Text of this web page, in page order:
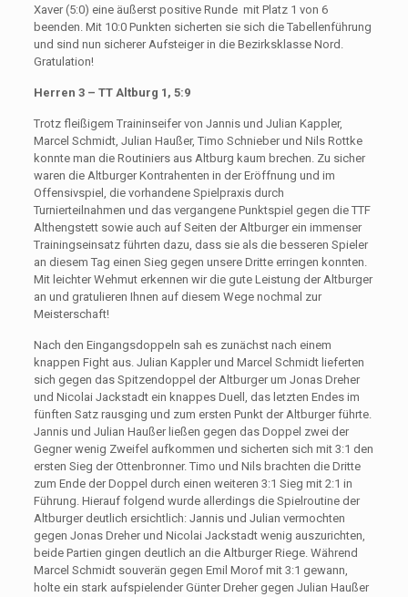
Xaver (5:0) eine äußerst positive Runde mit Platz 1 von 6
beenden. Mit 10:0 Punkten sicherten sie sich die Tabellenführung
und sind nun sicherer Aufsteiger in die Bezirksklasse Nord.
Gratulation!
Herren 3 – TT Altburg 1, 5:9
Trotz fleißigem Traininseifer von Jannis und Julian Kappler,
Marcel Schmidt, Julian Haußer, Timo Schnieber und Nils Rottke
konnte man die Routiniers aus Altburg kaum brechen. Zu sicher
waren die Altburger Kontrahenten in der Eröffnung und im
Offensivspiel, die vorhandene Spielpraxis durch
Turnierteilnahmen und das vergangene Punktspiel gegen die TTF
Althengstett sowie auch auf Seiten der Altburger ein immenser
Trainingseinsatz führten dazu, dass sie als die besseren Spieler
an diesem Tag einen Sieg gegen unsere Dritte erringen konnten.
Mit leichter Wehmut erkennen wir die gute Leistung der Altburger
an und gratulieren Ihnen auf diesem Wege nochmal zur
Meisterschaft!
Nach den Eingangsdoppeln sah es zunächst nach einem
knappen Fight aus. Julian Kappler und Marcel Schmidt lieferten
sich gegen das Spitzendoppel der Altburger um Jonas Dreher
und Nicolai Jackstadt ein knappes Duell, das letzten Endes im
fünften Satz rausging und zum ersten Punkt der Altburger führte.
Jannis und Julian Haußer ließen gegen das Doppel zwei der
Gegner wenig Zweifel aufkommen und sicherten sich mit 3:1 den
ersten Sieg der Ottenbronner. Timo und Nils brachten die Dritte
zum Ende der Doppel durch einen weiteren 3:1 Sieg mit 2:1 in
Führung. Hierauf folgend wurde allerdings die Spielroutine der
Altburger deutlich ersichtlich: Jannis und Julian vermochten
gegen Jonas Dreher und Nicolai Jackstadt wenig auszurichten,
beide Partien gingen deutlich an die Altburger Riege. Während
Marcel Schmidt souverän gegen Emil Morof mit 3:1 gewann,
holte ein stark aufspielender Günter Dreher gegen Julian Haußer